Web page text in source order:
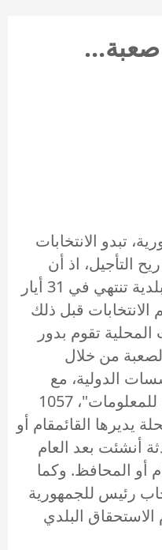
صعبة...
تبدو الانتخابات
التأجيل، اذ أن
الولاية الممددة للمجالس البلدية تنتهي في 31 أيار
الانتخابات قبل ذلك
تقوم بدور
من خلال
الدولية، مع
العلم أن هناك وفق "الدولية للمعلومات"، 1057
108 منها منحلة يديرها القائمقام أو
مستحدثة أنشئت بعد العام
أو المحافظ. وكما
رئيس للجمهورية
البلدي